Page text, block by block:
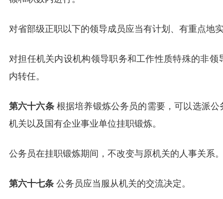
对省部级正职以下的领导成员应当有计划、有重点地
对担任机关内设机构领导职务和工作性质特殊的非
内转任。
第六十六条根据培养锻炼公务员的需要，可以选派
机关以及国有企业事业单位挂职锻炼。
公务员在挂职锻炼期间，不改变与原机关的人事关系
第六十七条公务员应当服从机关的交流决定。